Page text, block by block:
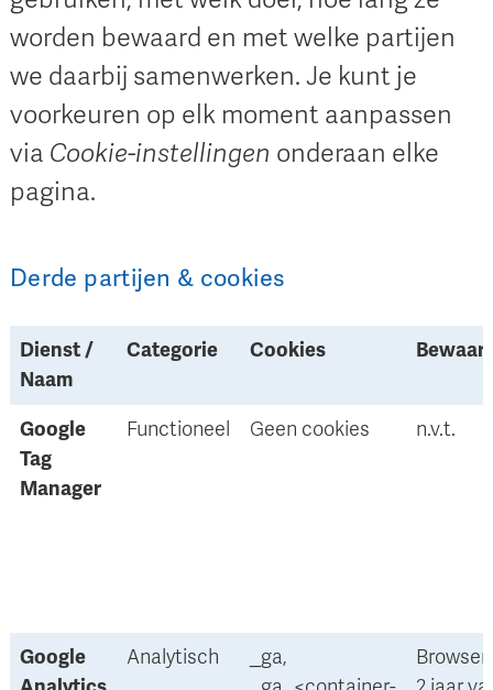
worden bewaard en met welke partijen
we daarbij samenwerken. Je kunt je
voorkeuren op elk moment aanpassen
via Cookie-instellingen onderaan elke
pagina.
Derde partijen & cookies
Dienst /
Naam
Categorie Cookies
Google
Tag
Manager
Functioneel Geen cookies n.v.t.
Google
Analytisch
_ga,